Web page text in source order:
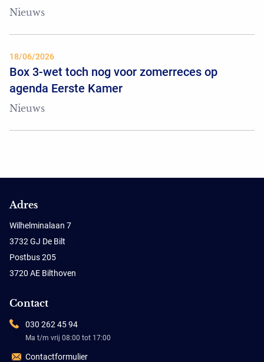
Nieuws
18/06/2026
Box 3-wet toch nog voor zomerreces op
agenda Eerste Kamer
Nieuws
Adres
Wilhelminalaan 7
3732 GJ De Bilt
Postbus 205
3720 AE Bilthoven
Contact
030 262 45 94
Ma t/m vrij 08:00 tot 17:00
Contactformulier